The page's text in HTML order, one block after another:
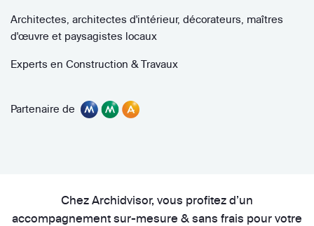
Architectes, architectes d'intérieur, décorateurs, maîtres
d'œuvre et paysagistes locaux
Experts en Construction & Travaux
Partenaire de
Chez Archidvisor, vous profitez d’un
accompagnement sur-mesure & sans frais pour votre